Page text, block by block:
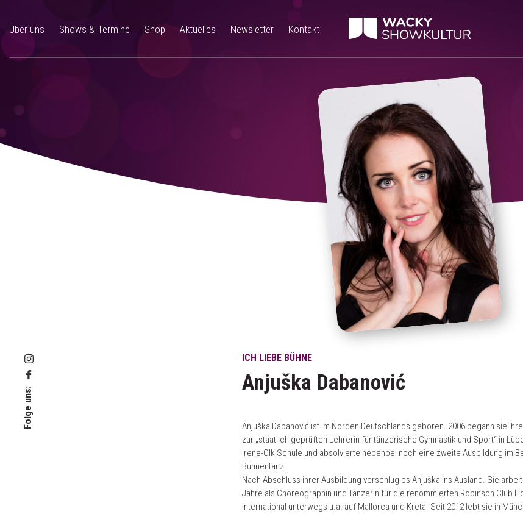
Über uns Shows & Termine Shop Aktuelles Newsletter Kontakt
Folge uns:
ICH LIEBE BÜHNE
Anjuška Dabanović
Anjuška Dabanović ist im Norden Deutschlands geboren. 2006 begann sie
zur „staatlich geprüften Lehrerin für tänzerische Gymnastik und Sport“ in
Irene-Olk Schule und absolvierte nebenbei noch eine zweite Ausbildung im
Bühnentanz.
Nach Abschluss ihrer Ausbildung verschlug es Anjuška ins Ausland. Sie
Jahre als Choreographin und Tänzerin für die renommierten Robinson Club
international unterwegs u.a. auf Mallorca und Kreta. Seit 2012 lebt sie in